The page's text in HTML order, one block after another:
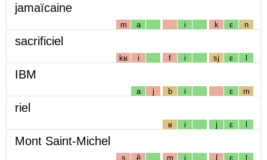
jamaïcaine
m a i k ɛ n
sacrificiel
kʁ i f i sj ɛ l
IBM
a j b i ɛ m
riel
ʁ i j ɛ l
Mont Saint-Michel
s ẽ m i ʃ ɛ l